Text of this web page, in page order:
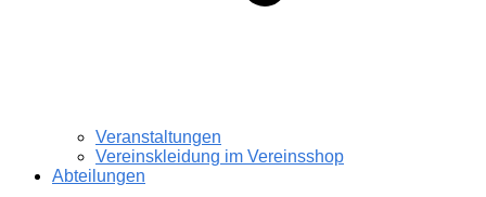
Veranstaltungen
Vereinskleidung im Vereinsshop
Abteilungen